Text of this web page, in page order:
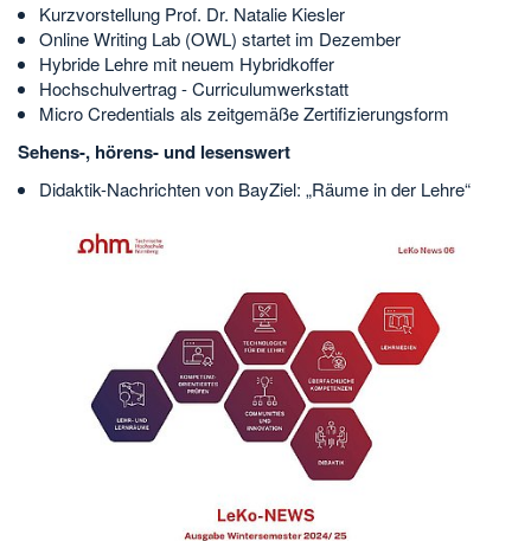
Kurzvorstellung Prof. Dr. Natalie Kiesler
Online Writing Lab (OWL) startet im Dezember
Hybride Lehre mit neuem Hybridkoffer
Hochschulvertrag - Curriculumwerkstatt
Micro Credentials als zeitgemäße Zertifizierungsform
Sehens-, hörens- und lesenswert
Didaktik-Nachrichten von BayZiel: „Räume in der Lehre“